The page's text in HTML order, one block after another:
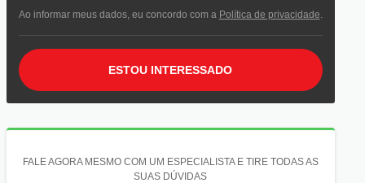
Ao informar meus dados, eu concordo com a Política de privacidade.
ESTOU INTERESSADO
FALE AGORA MESMO COM UM ESPECIALISTA E TIRE TODAS AS
SUAS DÚVIDAS